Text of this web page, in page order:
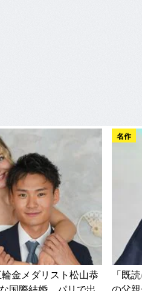
金メダリスト松山恭
名作
「既